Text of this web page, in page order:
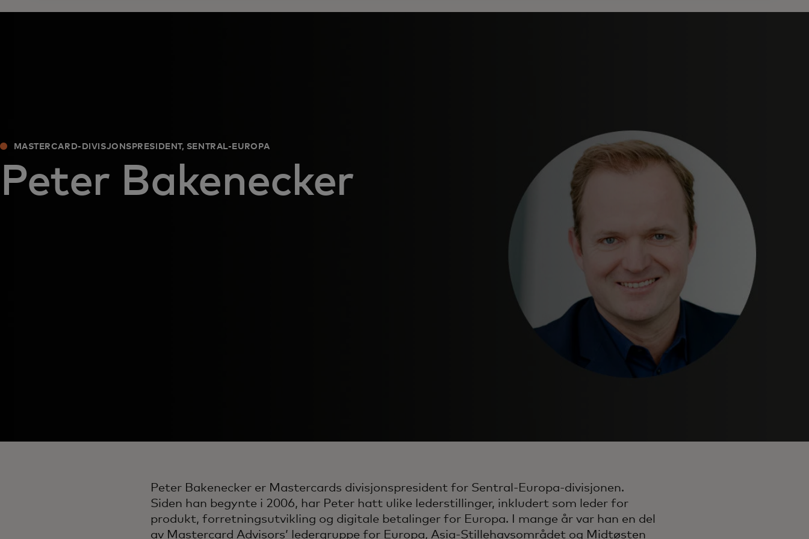
MASTERCARD-DIVISJONSPRESIDENT, SENTRAL-EUROPA
Peter Bakenecker
Peter Bakenecker er Mastercards divisjonspresident for Sentral-Europa-divisjonen.
Siden han begynte i 2006, har Peter hatt ulike lederstillinger, inkludert som leder for
produkt, forretningsutvikling og digitale betalinger for Europa. I mange år var han en del
av Mastercard Advisors’ ledergruppe for Europa, Asia-Stillehavsområdet og Midtøsten